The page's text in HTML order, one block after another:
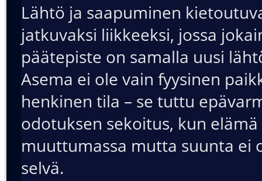
Lähtö ja saapuminen
jatkuvaksi liikkeeksi, jossa
päätepiste on samalla uusi
Asema ei ole vain fyysinen
henkinen tila – se tuttu
odotuksen sekoitus, kun
muuttumassa mutta suunta ei
selvä.